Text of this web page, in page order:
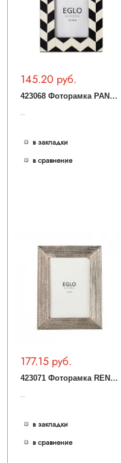
145.20 руб.
4
23068 Фоторамка PANAON, L215, B15, H165, пластик, стекло, черный, белый
..
в закладки
в сравнение
177.15 руб.
4
23071 Фоторамка RENABIE, L180, B30, H230, алюминий, цвет никель
..
в закладки
в сравнение